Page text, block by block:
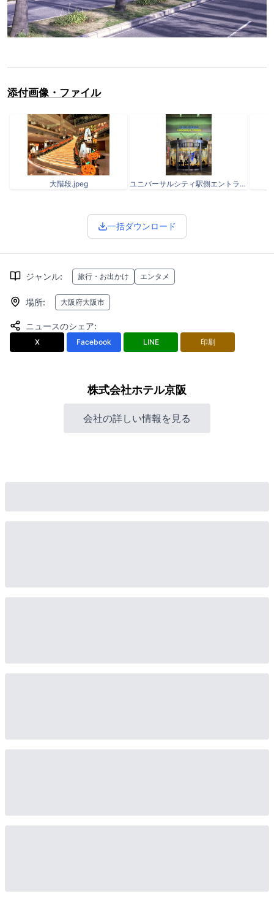
添付画像・ファイル
大階段.jpeg ユニバーサルシティ駅側エントランス.jpeg
一括ダウンロード
ジャンル: 旅行・お出かけ エンタメ
場所: 大阪府大阪市
ニュースのシェア:
X Facebook LINE 印刷
株式会社ホテル京阪
会社の詳しい情報を見る